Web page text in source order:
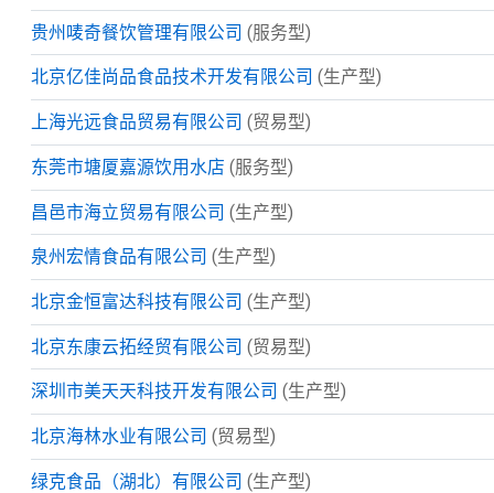
贵州唛奇餐饮管理有限公司 (服务型)
北京亿佳尚品食品技术开发有限公司 (生产型)
上海光远食品贸易有限公司 (贸易型)
东莞市塘厦嘉源饮用水店 (服务型)
昌邑市海立贸易有限公司 (生产型)
泉州宏情食品有限公司 (生产型)
北京金恒富达科技有限公司 (生产型)
北京东康云拓经贸有限公司 (贸易型)
深圳市美天天科技开发有限公司 (生产型)
北京海林水业有限公司 (贸易型)
绿克食品（湖北）有限公司 (生产型)